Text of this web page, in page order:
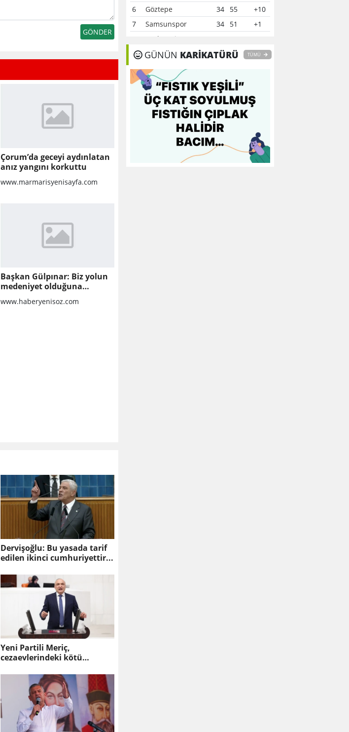
Çorum’da geceyi aydınlatan
anız yangını korkuttu
www.marmarisyenisayfa.com
Başkan Gülpınar: Biz yolun
medeniyet olduğuna
inanıyoruz
www.haberyenisoz.com
Dervişoğlu: Bu yasada tarif
edilen ikinci cumhuriyettir...
Yeni Partili Meriç,
cezaevlerindeki kötü
taşıdı
6
Göztepe 34 55
+10
7
Samsunspor 34 51
+1
Çaykur Rizespor
9
Konyaspor 34 40
-7
10 Kocaelispor
11
Alanyaspor 34 37
Gaziantep FK 34 37
-15
Kasımpaşa 34 35
Gençlerbirliği 34
34
-15
Antalyaspor
-22
GÜNÜN KARİKATÜRÜ TÜMÜ